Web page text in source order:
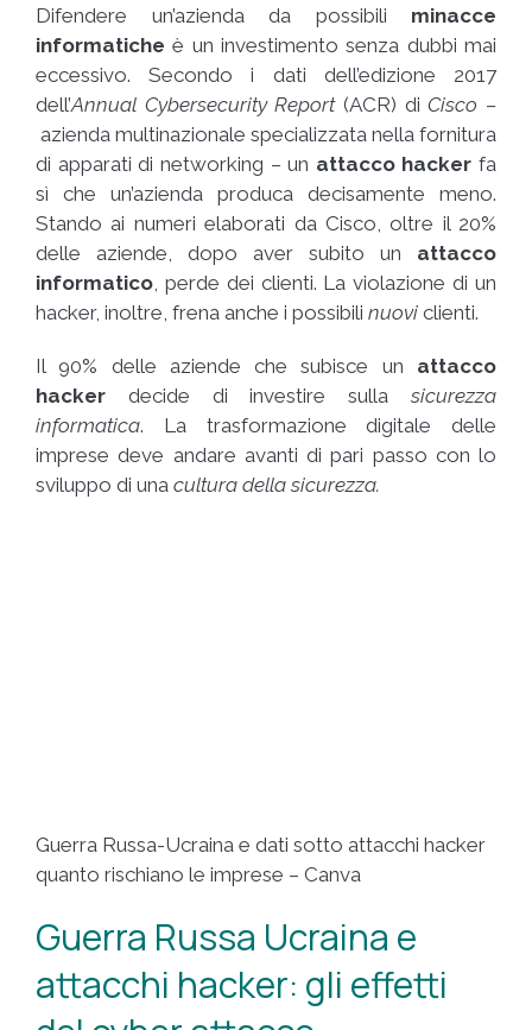
Difendere un’azienda da possibili minacce
informatiche è un investimento senza dubbi mai
eccessivo. Secondo i dati dell’edizione 2017
dell’Annual Cybersecurity Report(ACR) diCisco –
azienda multinazionale specializzata nella fornitura
di apparati di networking – un attacco hacker fa
sì che un’azienda produca decisamente meno.
Stando ai numeri elaborati da Cisco, oltre il 20%
delle aziende, dopo aver subito un attacco
informatico , perde dei clienti. La violazione di un
hacker, inoltre, frena anche i possibili nuovi clienti.
Il 90% delle aziende che subisce un attacco
hacker decide di investire sulla sicurezza
informatica. La trasformazione digitale delle
imprese deve andare avanti di pari passo con lo
sviluppo di una cultura della sicurezza.
Guerra Russa-Ucraina e dati sotto attacchi hacker
quanto rischiano le imprese – Canva
Guerra Russa Ucraina e
attacchi hacker: gli effetti